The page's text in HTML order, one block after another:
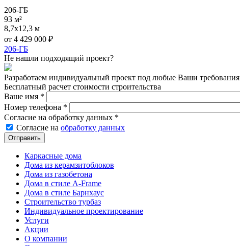
206-ГБ
93 м²
8,7x12,3 м
от 4 429 000 ₽
206-ГБ
Не нашли подходящий проект?
Разработаем индивидуальный проект под любые Ваши требования
Бесплатный расчет стоимости строительства
Ваше имя *
Номер телефона *
Согласие на обработку данных *
Согласие на обработку данных
Каркасные дома
Дома из керамзитоблоков
Дома из газобетона
Дома в стиле A-Frame
Дома в стиле Барнхаус
Строительство турбаз
Индивидуальное проектирование
Услуги
Акции
О компании